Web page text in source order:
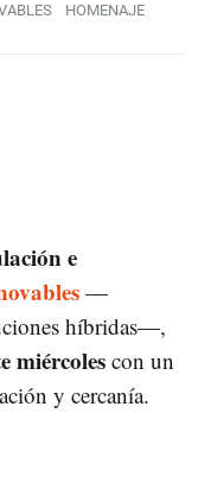
HOMENAJE
e
—
híbridas—,
miércoles con un
y cercanía.